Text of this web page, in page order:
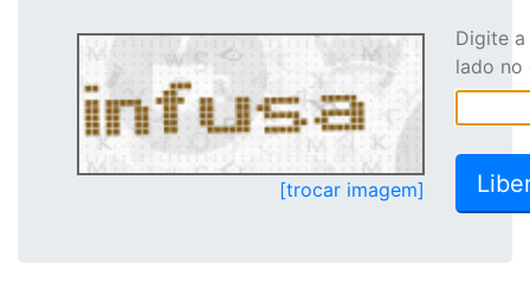
[trocar imagem]
Digite
lado no